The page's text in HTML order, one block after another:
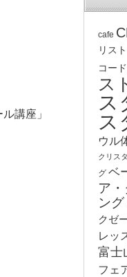
講座」
cafe
リスト
コード
ス
ス
ス
ウル
クリス
グ ベ
ア
ング
クゼ
レッ
富士
フェ